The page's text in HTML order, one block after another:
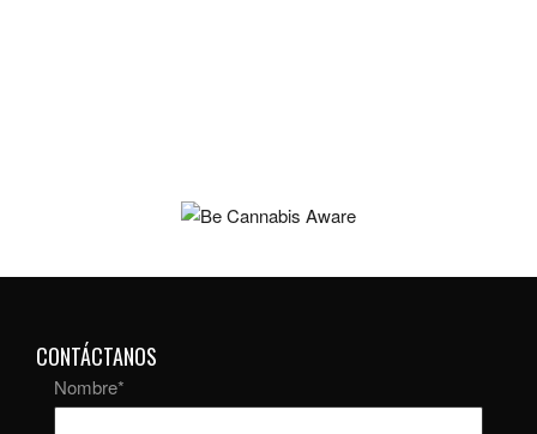
CONTÁCTANOS
Nombre*